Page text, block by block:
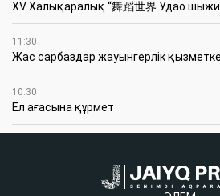
XV Халықаралық “舞蹈世界 Удао
11:30
Жас сарбаздар жауынгерлік қызметке
10:30
Ел ағасына құрмет